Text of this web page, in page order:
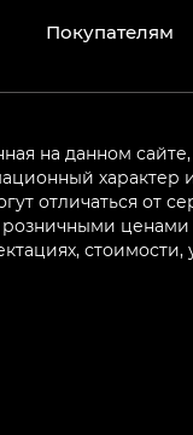
Покупателям
на данном
характер
отличаться от
ценами